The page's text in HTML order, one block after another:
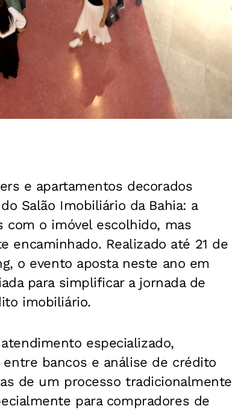
e apartamentos decorados
Salão Imobiliário da Bahia: a
com o imóvel escolhido, mas
Realizado até 21 de
o evento aposta neste ano em
para simplificar a jornada de
imobiliário.
especializado,
bancos e análise de crédito
de um processo tradicionalmente
para compradores de